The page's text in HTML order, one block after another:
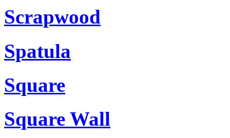
Scrapwood
Spatula
Square
Square Wall